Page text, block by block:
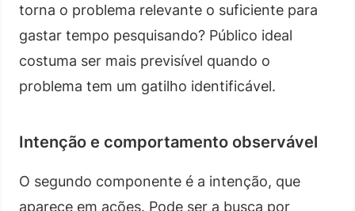
torna o problema relevante o suficiente para
gastar tempo pesquisando? Público ideal
costuma ser mais previsível quando o
problema tem um gatilho identificável.
Intenção e comportamento observável
O segundo componente é a intenção, que
aparece em ações. Pode ser a busca por